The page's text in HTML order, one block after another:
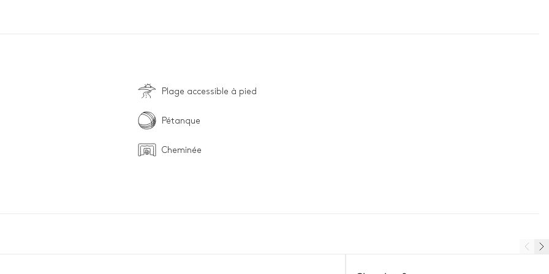
Plage accessible à pied
Pétanque
Cheminée